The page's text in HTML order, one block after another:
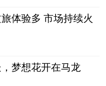
体验多 市场持续火
梦想花开在马龙